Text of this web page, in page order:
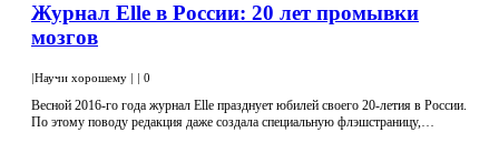
Журнал Elle в России: 20 лет промывки
мозгов
|Научи хорошему | | 0
Весной 2016-го года журнал Elle празднует юбилей своего 20-летия в России.
По этому поводу редакция даже создала специальную флэшстраницу,…